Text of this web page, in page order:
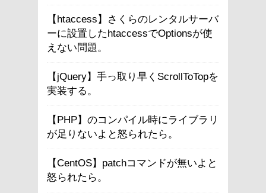
【htaccess】さくらのレンタルサーバ
ーに設置したhtaccessでOptionsが使
えない問題。
【jQuery】手っ取り早くScrollToTopを
実装する。
【PHP】のコンパイル時にライブラリ
が足りないよと怒られたら。
【CentOS】patchコマンドが無いよと
怒られたら。